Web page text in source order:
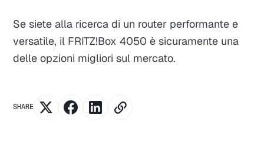
Se siete alla ricerca di un router performante e
versatile, il FRITZ!Box 4050 è sicuramente una
delle opzioni migliori sul mercato.
SHARE